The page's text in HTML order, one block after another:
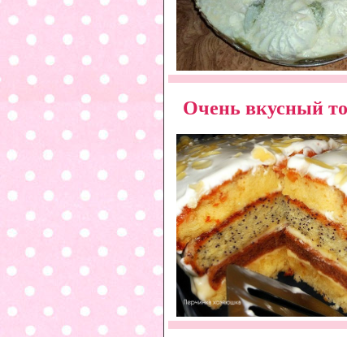
Очень вкусный